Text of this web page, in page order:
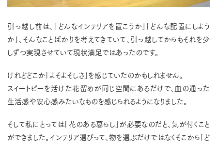
引っ越し前は、「どんなインテリアを置こうか」「どんな配置にしよう
か」、そんなことばかりを考えてきていて、引っ越してからもそれを少
しずつ実現させていて現状満足ではあったのです。
けれどどこか「よそよそしさ」を感じていたのかもしれません。
スイートピーを活けた花留めが同じ空間にあるだけで、血の通った
生活感や安心感みたいなものを感じられるようになりました。
そして私にとっては「花のある暮らし」が必要なのだと、気が付くこと
ができました。インテリア選びって、物を選ぶだけではなくそこから「ど